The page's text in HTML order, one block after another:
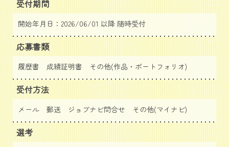
受付期間
開始年月日：2026/06/01 以降 随時受付
応募書類
履歴書 成績証明書 その他(作品・ポートフォリオ)
受付方法
メール 郵送 ジョブナビ問合せ その他(マイナビ)
選考